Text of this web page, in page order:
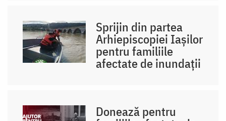
Sprijin din partea
Arhiepiscopiei Iaşilor
pentru familiile
afectate de inundaţii
Donează pentru